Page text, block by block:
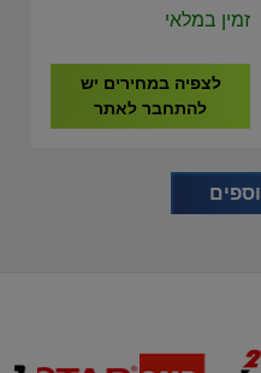
Bluetooth Speaker
זמין במלאי
לצפיה במחירים יש
להתחבר לאתר